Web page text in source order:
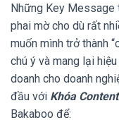
Những Key Message
phai mờ cho dù rất
muốn mình trở thành
chú ý và mang lại
doanh cho doanh
đầu với Khóa
Bakaboo để: